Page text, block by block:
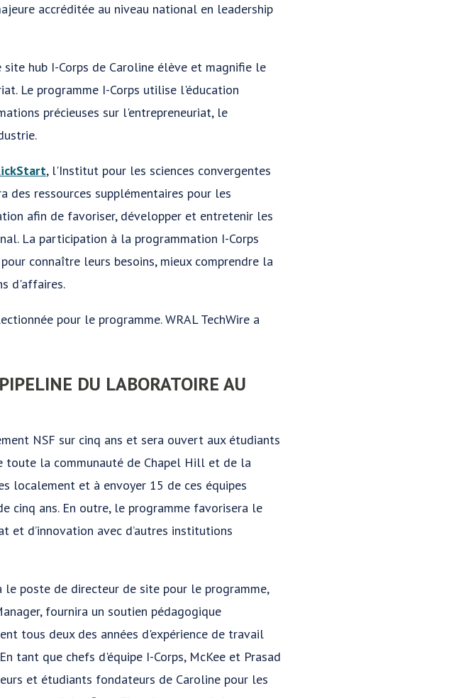
accréditée au niveau national en leadership
hub I-Corps de Caroline élève et magnifie le
Le programme I-Corps utilise l'éducation
précieuses sur l'entrepreneuriat, le
, l'Institut pour les sciences convergentes
des ressources supplémentaires pour les
afin de favoriser, développer et entretenir les
La participation à la programmation I-Corps
connaître leurs besoins, mieux comprendre la
d'affaires.
pour le programme. WRAL TechWire a
DU LABORATOIRE AU
NSF sur cinq ans et sera ouvert aux étudiants
toute la communauté de Chapel Hill et de la
localement et à envoyer 15 de ces équipes
cinq ans. En outre, le programme favorisera le
et d’innovation avec d’autres institutions
le poste de directeur de site pour le programme,
fournira un soutien pédagogique
tous deux des années d'expérience de travail
tant que chefs d'équipe I-Corps, McKee et Prasad
et étudiants fondateurs de Caroline pour les